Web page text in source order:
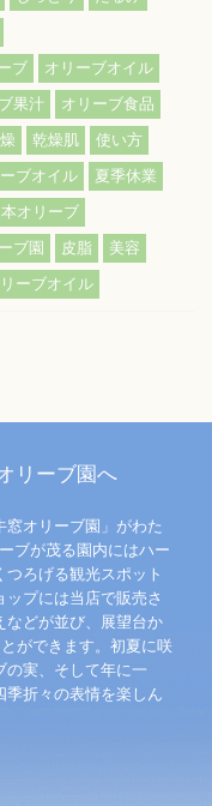
ブ
オリーブオイル
果汁
オリーブ食品
乾燥肌
使い方
ブオイル
夏季休業
本オリーブ
ブ園 皮脂
美容
ーブオイル
リーブ園へ
オリーブ園」がわた
ブが茂る園内にはハー
ろげる観光スポット
プには当店で販売さ
などが並び、展望台か
ができます。初夏に咲
の実、そして年に一
季折々の表情を楽しん